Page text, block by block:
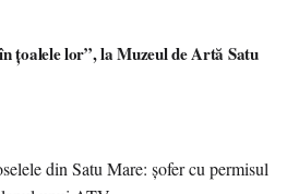
țoalele lor”, la Muzeul de Artă Satu